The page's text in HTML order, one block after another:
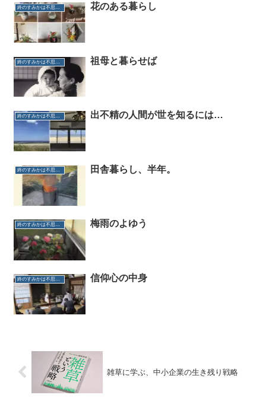
終のすみかは不思議だらけ 花のある暮らし
祖母と暮らせば
出不精の人間が世を知るには…
終のすみかは不思議だらけ 田舎暮らし、半年。
終のすみかは不思議だらけ 梅雨のよゆう
終のすみかは不思議だらけ 信仰心の中身
雑草に学ぶ、中小企業の生き残り戦略